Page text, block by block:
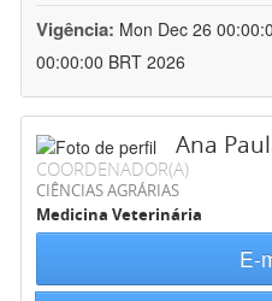
Vigência: Mon Dec 26
00:00:00 BRT 2026
Ana
COORDENADOR(A)
CIÊNCIAS AGRÁRIAS
Medicina Veterinária
E-